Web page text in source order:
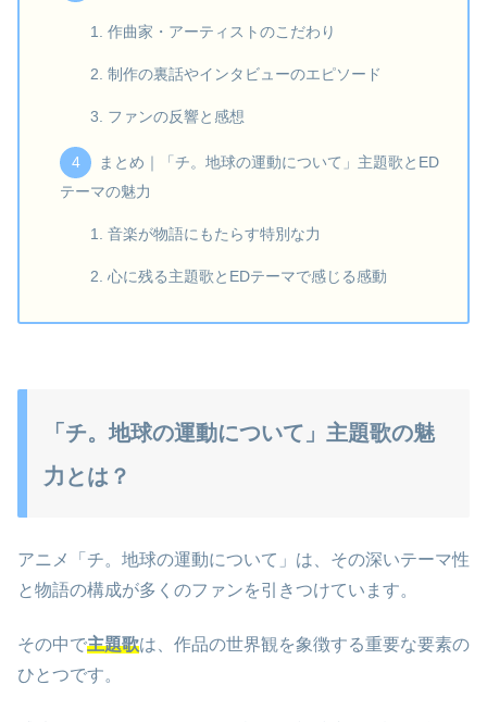
作曲家・アーティストのこだわり
制作の裏話やインタビューのエピソード
ファンの反響と感想
まとめ｜「チ。地球の運動について」主題歌とED
テーマの魅力
音楽が物語にもたらす特別な力
心に残る主題歌とEDテーマで感じる感動
「チ。地球の運動について」主題歌の魅
力とは？
アニメ「チ。地球の運動について」は、その深いテーマ性
と物語の構成が多くのファンを引きつけています。
その中で主題歌は、作品の世界観を象徴する重要な要素の
ひとつです。